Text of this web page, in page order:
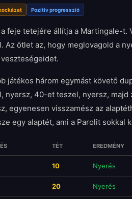
Pozitív progresszió
feje tetejére állítja a Martingale-t.
Az ötlet az, hogy meglovagold a
játékos három egymást követő
nyersz, 40-et teszel, nyersz,
egyenesen visszamész az
egy alaptét, ami a Parolit
TÉT EREDMÉNY
10 Nyerés
20 Nyerés